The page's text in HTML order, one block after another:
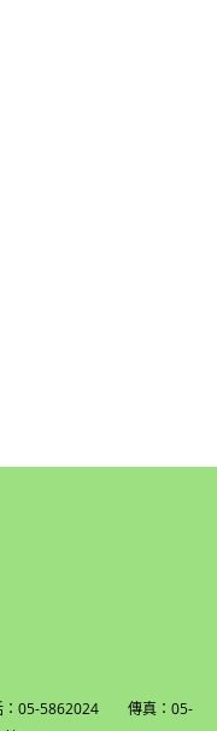
：05-5862024 傳真：05-